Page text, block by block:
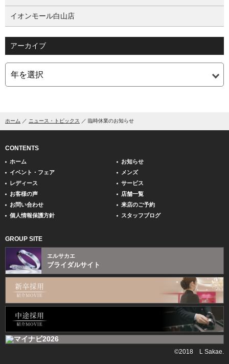
イオンモール白山店
アーカイブ
ホーム ニュース・トピックス 臨時休業のお知らせ
CONTENTS
ホーム
お知らせ
イベント・フェア
メンズ
レディース
サービス
お客様の声
店舗一覧
お問い合わせ
来店のご予約
個人情報保護方針
スタッフブログ
GROUP SITE
エルサカエ
ブライダルサイト
©2018 L Sakae.